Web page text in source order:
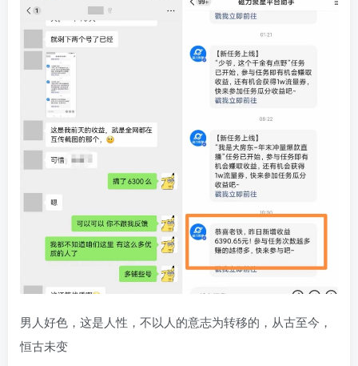
男人好色，这是人性，不以人的意志为转移的，从古至今，
恒古未变